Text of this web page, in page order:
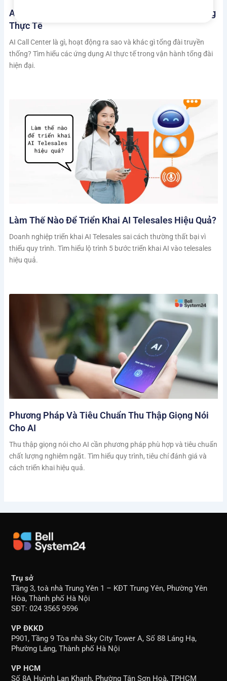
AI Call Center Là Gì? Cách Hoạt Động Và Ứng Dụng
Thực Tế
AI Call Center là gì, hoạt động ra sao và khác gì tổng đài truyền
thống? Tìm hiểu các ứng dụng AI thực tế trong vận hành tổng đài
hiện đại.
Làm Thế Nào Để Triển Khai AI Telesales Hiệu Quả?
Doanh nghiệp triển khai AI Telesales sai cách thường thất bại vì
thiếu quy trình. Tìm hiểu lộ trình 5 bước triển khai AI vào telesales
hiệu quả.
Phương Pháp Và Tiêu Chuẩn Thu Thập Giọng Nói
Cho AI
Thu thập giọng nói cho AI cần phương pháp phù hợp và tiêu chuẩn
chất lượng nghiêm ngặt. Tìm hiểu quy trình, tiêu chí đánh giá và
cách triển khai hiệu quả.
Trụ sở
Tầng 3, toà nhà Trung Yên 1 – KĐT Trung Yên, Phường Yên
Hòa, Thành phố Hà Nội
SĐT: 024 3565 9596
VP ĐKKD
P901, Tầng 9 Tòa nhà Sky City Tower A, Số 88 Láng Hạ,
Phường Láng, Thành phố Hà Nội
VP HCM
Số 8A Huỳnh Lan Khanh, Phường Tân Sơn Hoà, TPHCM